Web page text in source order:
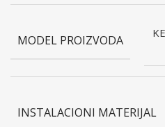
MODEL PROIZVODA
INSTALACIONI MATERIJAL